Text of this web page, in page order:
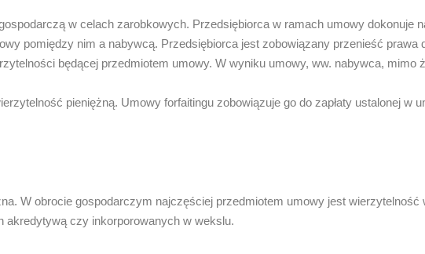
w celach zarobkowych. Przedsiębiorca w ramach umowy dokonuje
pomiędzy nim a nabywcą. Przedsiębiorca jest zobowiązany przenieść prawa
będącej przedmiotem umowy. W wyniku umowy, ww. nabywca, mimo
pieniężną. Umowy forfaitingu zobowiązuje go do zapłaty ustalonej w
W obrocie gospodarczym najczęściej przedmiotem umowy jest
czy inkorporowanych w wekslu.